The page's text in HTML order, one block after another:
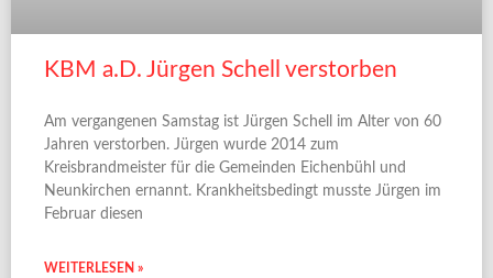
KBM a.D. Jürgen Schell verstorben
Am vergangenen Samstag ist Jürgen Schell im Alter von 60
Jahren verstorben. Jürgen wurde 2014 zum
Kreisbrandmeister für die Gemeinden Eichenbühl und
Neunkirchen ernannt. Krankheitsbedingt musste Jürgen im
Februar diesen
WEITERLESEN »